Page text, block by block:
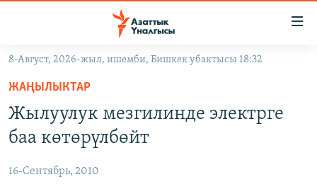
Навигацияга
өтүңүз
Издөөгө
салыңызКЫРГЫЗСТАН
ЭКОНОМИКА
ДҮЙНӨ
БОРБОР АЗИЯ
АТАЙЫН ИЛИКТӨӨ
8-Август, 2026-жыл, ишемби, Бишкек убактысы 18:32
ЖАҢЫЛЫКТАР
Жылуулук мезгилинде электрге
баа көтөрүлбөйт
16-Сентябрь, 2010